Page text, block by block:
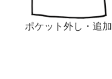
ポケット外し・追加